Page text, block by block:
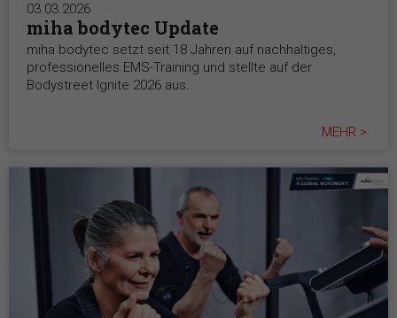
03.03.2026
miha bodytec Update
miha bodytec setzt seit 18 Jahren auf nachhaltiges,
professionelles EMS-Training und stellte auf der
Bodystreet Ignite 2026 aus.
MEHR >